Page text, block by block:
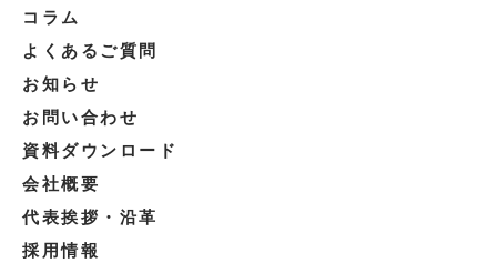
コラム
よくあるご質問
お知らせ
お問い合わせ
資料ダウンロード
会社概要
代表挨拶・沿革
採用情報